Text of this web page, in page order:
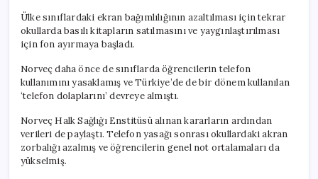
Ülke sınıflardaki ekran bağımlılığının azaltılması için tekrar
okullarda basılı kitapların satılmasını ve yaygınlaştırılması
için fon ayırmaya başladı.
Norveç daha önce de sınıflarda öğrencilerin telefon
kullanımını yasaklamış ve Türkiye’de de bir dönem kullanılan
‘telefon dolaplarını’ devreye almıştı.
Norveç Halk Sağlığı Enstitüsü alınan kararların ardından
verileri de paylaştı. Telefon yasağı sonrası okullardaki akran
zorbalığı azalmış ve öğrencilerin genel not ortalamaları da
yükselmiş.